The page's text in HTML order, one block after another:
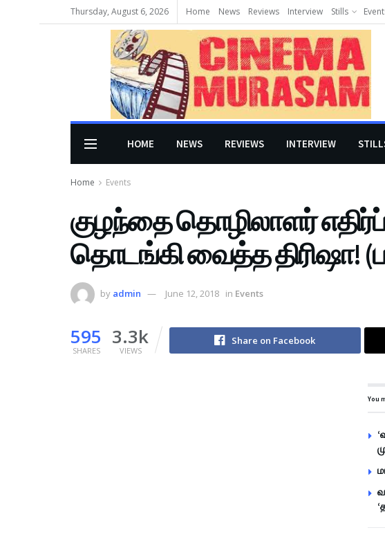
Thursday, August 6, 2026 Home News Reviews Interview Stills
HOME NEWS REVIEWS INTERVIEW
Home Events
குழந்தை தொழிலாளர்
தொடங்கி வைத்த திரிஷா!
by admin June 12, 2018 in Events
595
SHARES
3.3k
VIEWS
Share on Facebook
You